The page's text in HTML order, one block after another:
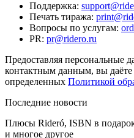
Поддержка:
Печать тиража:
Вопросы по услугам:
PR: pr@ridero.ru
Предоставляя персональные
контактным данным, вы даёте
определенных Политикой
Последние новости
Плюсы Rideró, ISBN в
и многое другое